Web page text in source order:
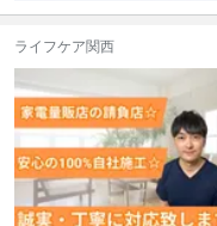
ライフケア関西